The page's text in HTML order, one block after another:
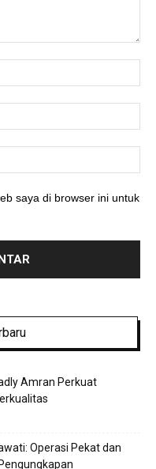
saya di browser ini untuk
Amran Perkuat
Operasi Pekat dan